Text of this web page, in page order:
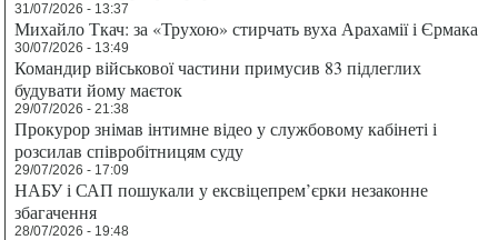
31/07/2026 - 13:37
Михайло Ткач: за «Трухою» стирчать вуха Арахамії і Єрмака
30/07/2026 - 13:49
Командир військової частини примусив 83 підлеглих
будувати йому маєток
29/07/2026 - 21:38
Прокурор знімав інтимне відео у службовому кабінеті і
розсилав співробітницям суду
29/07/2026 - 17:09
НАБУ і САП пошукали у ексвіцепрем’єрки незаконне
збагачення
28/07/2026 - 19:48